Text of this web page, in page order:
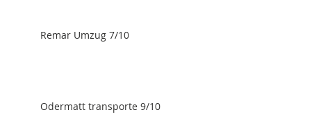
Remar Umzug 7/10
Odermatt transporte 9/10